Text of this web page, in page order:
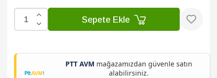
Sepete Ekle
PTT AVM mağazamızdan güvenle satın
alabilirsiniz.